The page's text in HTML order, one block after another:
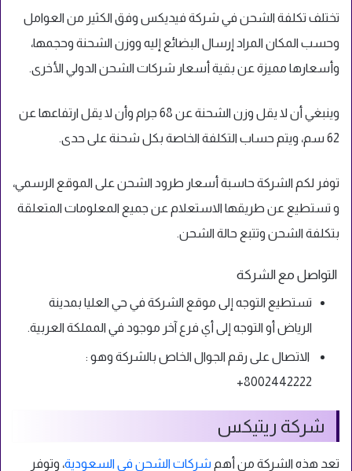
تختلف تكلفة الشحن في شركة فيديكس وفق الكثير من العوامل
وحسب المكان المراد إرسال البضائع إليه ووزن الشحنة وحجمها،
وأسعارها مميزة عن بقية أسعار شركات الشحن الدولي الأخرى.
وينبغي أن لا يقل وزن الشحنة عن 68 جرام وأن لا يقل ارتفاعها عن
62 سم، ويتم حساب التكلفة الخاصة بكل شحنة على حدى.
توفر لكم الشركة حاسبة أسعار طرود الشحن على الموقع الرسمي،
و تستطيع عن طريقها الاستعلام عن جميع المعلومات المتعلقة
بتكلفة الشحن وتتبع حالة الشحن.
التواصل مع الشركة
تستطيع التوجه إلى موقع الشركة في حي العليا بمدينة
الرياض أو التوجه إلى أي فرع آخر موجود في المملكة العربية.
الاتصال على رقم الجوال الخاص بالشركة وهو :
8002442222+
شركة ريتيكس
تعد هذه الشركة من أهم شركات الشحن في السعودية، وتوفر